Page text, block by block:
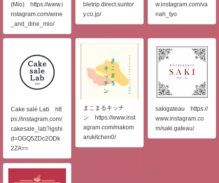
(Mio) https://www.i
nstagram.com/wine
_and_dine_mio/
bletrip.direct.suntor
y.co.jp/
w.instagram.com/va
nah_tyo
Cake salé Lab htt
ps://instagram.com/
cakesale_lab?igshi
d=OGQ5ZDc2ODk
2ZA==
まこまるキッチ
ン https://www.inst
agram.com/makom
arukitchen0/
sakigateau https://
www.instagram.co
m/saki.gateau/